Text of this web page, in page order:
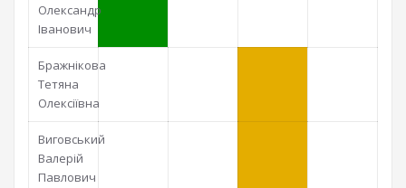
Олександр
Іванович
Бражнікова
Тетяна
Олексіївна
Виговський
Валерій
Павлович